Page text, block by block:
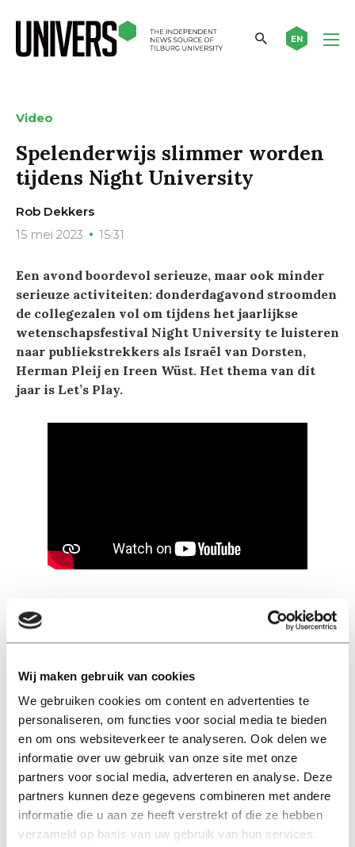
Wij maken gebruik van cookies
We gebruiken cookies om content en advertenties te
personaliseren, om functies voor social media te bieden
en om ons websiteverkeer te analyseren. Ook delen we
informatie over uw gebruik van onze site met onze
partners voor social media, adverteren en analyse. Deze
partners kunnen deze gegevens combineren met andere
informatie die u aan ze heeft verstrekt of die ze hebben
verzameld op basis van uw gebruik van hun services.
EN
Video
Spelenderwijs slimmer worden
tijdens Night University
Rob Dekkers
15 mei 2023
15:31
Een avond boordevol serieuze, maar ook minder
serieuze activiteiten: donderdagavond stroomden
de collegezalen vol om tijdens het jaarlijkse
wetenschapsfestival Night University te luisteren
naar publiekstrekkers als Israël van Dorsten,
Herman Pleij en Ireen Wüst. Het thema van dit
jaar is Let’s Play.
Lees ook
Interview
Marion Koopmans over online
bedreigingen en desinformatie:
‘Wetenschappers, kom die
ivoren toren uit’